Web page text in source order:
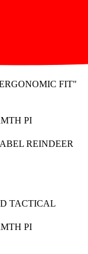
FIT"
PI
REINDEER
TACTICAL
PI